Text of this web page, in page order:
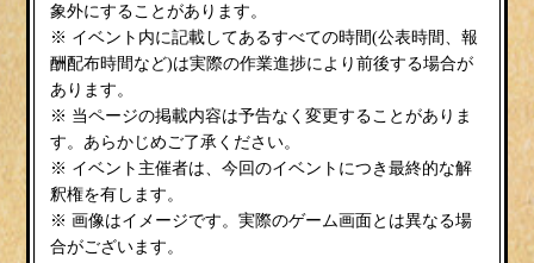
象外にすることがあります。
※ イベント内に記載してあるすべての時間(公表時間、報
酬配布時間など)は実際の作業進捗により前後する場合が
あります。
※ 当ページの掲載内容は予告なく変更することがありま
す。あらかじめご了承ください。
※ イベント主催者は、今回のイベントにつき最終的な解
釈権を有します。
※ 画像はイメージです。実際のゲーム画面とは異なる場
合がございます。